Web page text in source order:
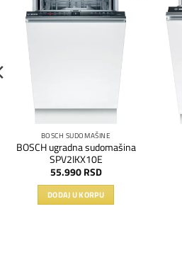
BOSCH SUDOMAŠINE
BOSCH ugradna sudomašina
SPV2IKX10E
55.990 RSD
DODAJ U KORPU